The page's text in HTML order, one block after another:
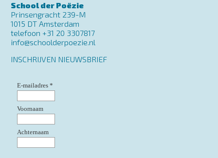
School der Poëzie
Prinsengracht 239-M
1015 DT Amsterdam
telefoon +31 20 3307817
info@schoolderpoezie.nl
INSCHRIJVEN NIEUWSBRIEF